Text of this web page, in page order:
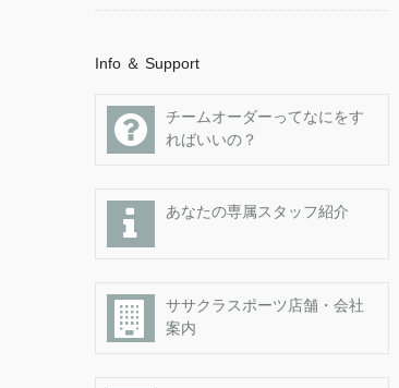
Info ＆ Support
チームオーダーってなにをす
ればいいの？
あなたの専属スタッフ紹介
ササクラスポーツ店舗・会社
案内